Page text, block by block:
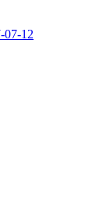
07-12